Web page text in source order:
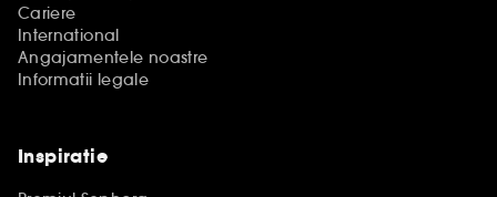
Cariere
International
Angajamentele noastre
Informatii legale
Inspiratie